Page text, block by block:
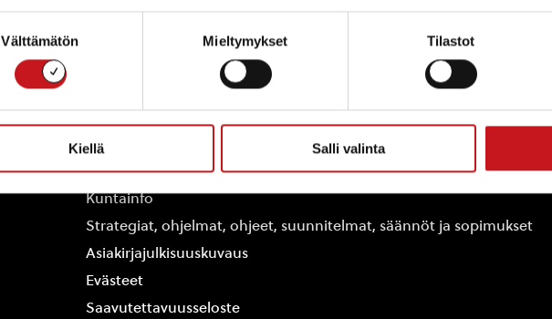
Välttämätön Mieltymykset Tilastot
Kiellä Salli valinta
Yhteystiedot
Kuntainfo
Strategiat, ohjelmat, ohjeet, suunnitelmat, säännöt ja sopimukset
Asiakirjajulkisuuskuvaus
Evästeet
Saavutettavuusseloste